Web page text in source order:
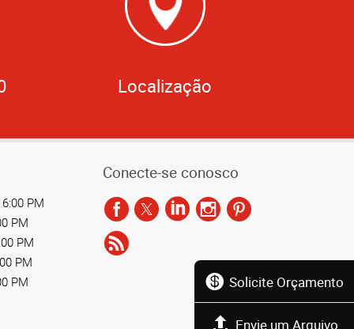
Solicite Orçamento
Envie um Arquivo
Localização
PM
PM
PM
PM
PM
Conecte-se conosco